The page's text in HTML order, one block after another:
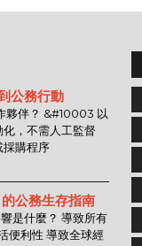
公務行動
夥伴？ &#10003 以
化，不需人工監督
採購程序
公務生存指南
是什麼？ 導致所有
便利性 導致全球經